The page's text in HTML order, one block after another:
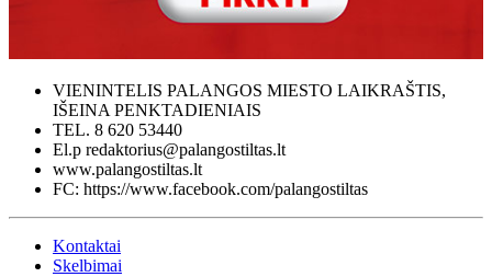
VIENINTELIS PALANGOS MIESTO LAIKRAŠTIS,
IŠEINA PENKTADIENIAIS
TEL. 8 620 53440
El.p redaktorius@palangostiltas.lt
www.palangostiltas.lt
FC: https://www.facebook.com/palangostiltas
Kontaktai
Skelbimai